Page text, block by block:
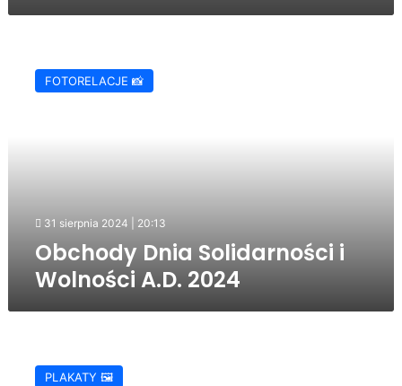
SolidarnościFOTORELACJE 📸
31 sierpnia 2024 | 20:13
Obchody Dnia Solidarności i
Wolności A.D. 2024
Solidarności
PLAKATY 🖼️